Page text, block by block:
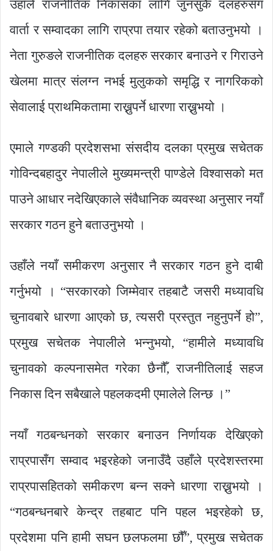
उहाँले राजनीतिक निकासका लागि जुनसुकै दलहरुसँग
वार्ता र सम्वादका लागि राप्रपा तयार रहेको बताउनुभयो ।
नेता गुरुङले राजनीतिक दलहरु सरकार बनाउने र गिराउने
खेलमा मात्र संलग्न नभई मुलुकको समृद्धि र नागरिकको
सेवालाई प्राथमिकतामा राख्नुपर्ने धारणा राख्नुभयो ।
एमाले गण्डकी प्रदेशसभा संसदीय दलका प्रमुख सचेतक
गोविन्दबहादुर नेपालीले मुख्यमन्त्री पाण्डेले विश्वासको मत
पाउने आधार नदेखिएकाले संवैधानिक व्यवस्था अनुसार नयाँ
सरकार गठन हुने बताउनुभयो ।
उहाँले नयाँ समीकरण अनुसार नै सरकार गठन हुने दाबी
गर्नुभयो । “सरकारको जिम्मेवार तहबाटै जसरी मध्यावधि
चुनावबारे धारणा आएको छ, त्यसरी प्रस्तुत नहुनुपर्ने हो”,
प्रमुख सचेतक नेपालीले भन्नुभयो, “हामीले मध्यावधि
चुनावको कल्पनासमेत गरेका छैनौँ, राजनीतिलाई सहज
निकास दिन सबैखाले पहलकदमी एमालेले लिन्छ ।”
नयाँ गठबन्धनको सरकार बनाउन निर्णायक देखिएको
राप्रपासँग सम्वाद भइरहेको जनाउँदै उहाँले प्रदेशस्तरमा
राप्रपासहितको समीकरण बन्न सक्ने धारणा राख्नुभयो ।
“गठबन्धनबारे केन्द्र तहबाट पनि पहल भइरहेको छ,
प्रदेशमा पनि हामी सघन छलफलमा छौँ”, प्रमुख सचेतक